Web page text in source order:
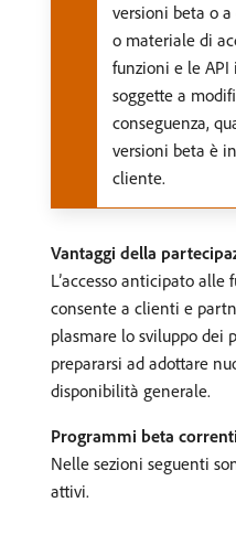
versioni beta o
o materiale di
funzioni e le API
soggette a
conseguenza,
versioni beta è
cliente.
Vantaggi della
L’accesso anticipato
consente a clienti e
plasmare lo sviluppo dei
prepararsi ad adottare
disponibilità generale.
Programmi beta correnti
Nelle sezioni seguenti
attivi.